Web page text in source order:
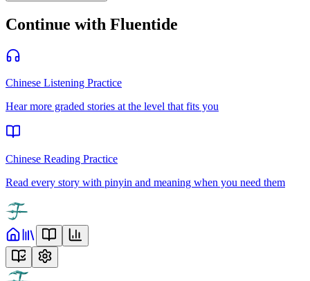
Continue with Fluentide
Chinese Listening Practice
Hear more graded stories at the level that fits you
Chinese Reading Practice
Read every story with pinyin and meaning when you need them